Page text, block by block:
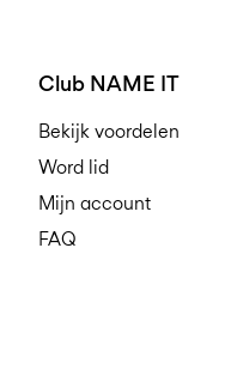
Club NAME IT
Bekijk voordelen
Word lid
Mijn account
FAQ